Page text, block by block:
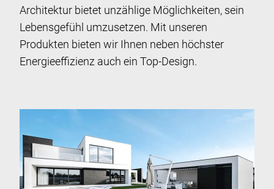
Architektur bietet unzählige Möglichkeiten, sein
Lebensgefühl umzusetzen. Mit unseren
Produkten bieten wir Ihnen neben höchster
Energieeffizienz auch ein Top-Design.